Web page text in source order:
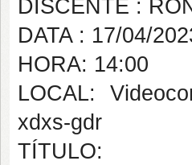
DISCENTE :
DATA : 17/04/
HORA: 14:00
LOCAL:
xdxs-gdr
TÍTULO: